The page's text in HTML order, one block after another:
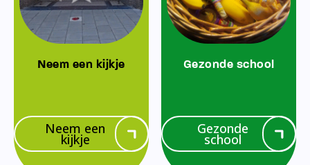
Neem een kijkje
Neem een
kijkje
Gezonde school
Gezonde
school